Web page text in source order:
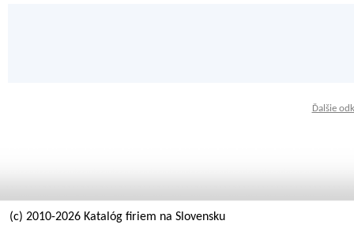
Ďalšie
(c) 2010-2026 Katalóg firiem na Slovensku